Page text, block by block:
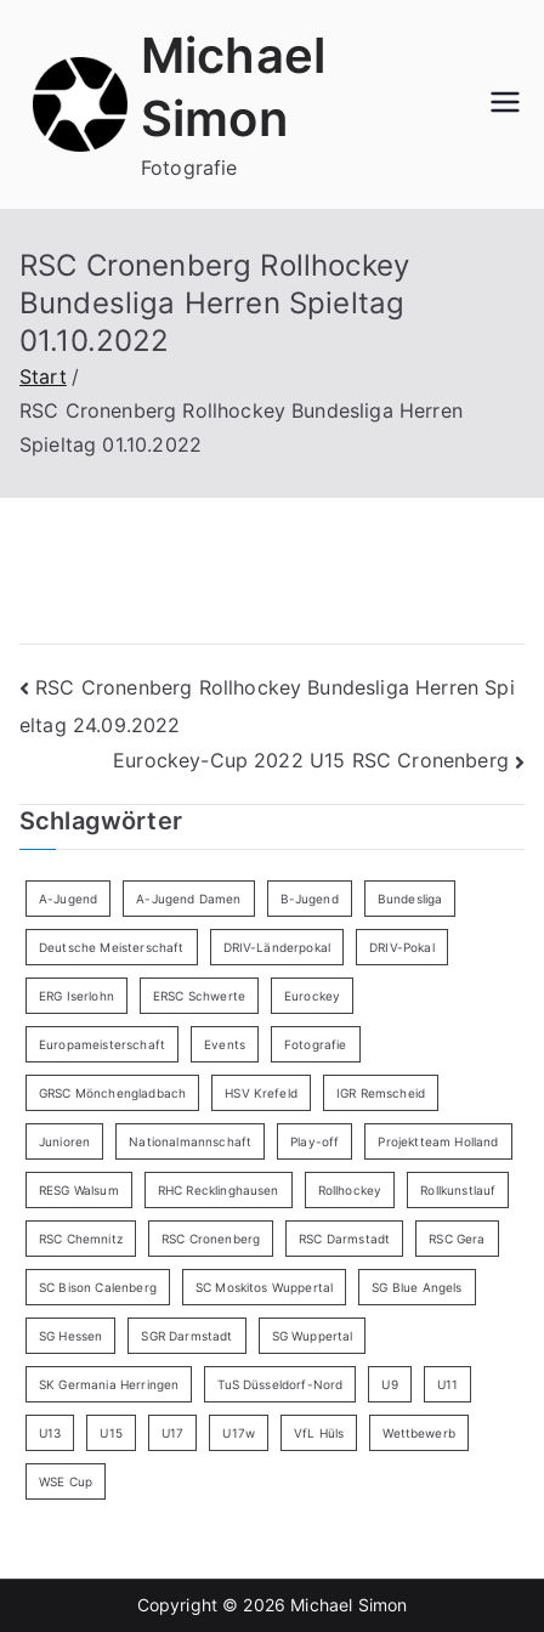
springen
Michael
Simon
Fotografie
RSC Cronenberg Rollhockey
Bundesliga Herren Spieltag
01.10.2022
Start
RSC Cronenberg Rollhockey Bundesliga Herren
Spieltag 01.10.2022
Beitragsnavigation
RSC Cronenberg Rollhockey Bundesliga Herren Spi
eltag 24.09.2022
Eurockey-Cup 2022 U15 RSC Cronenberg
Schlagwörter
A-Jugend A-Jugend Damen B-Jugend Bundesliga
Deutsche Meisterschaft DRIV-Länderpokal DRIV-Pokal
ERG Iserlohn ERSC Schwerte Eurockey
Europameisterschaft Events Fotografie
GRSC Mönchengladbach HSV Krefeld IGR Remscheid
Junioren Nationalmannschaft Play-off Projektteam Holland
RESG Walsum RHC Recklinghausen Rollhockey Rollkunstlauf
RSC Chemnitz RSC Cronenberg RSC Darmstadt RSC Gera
SC Bison Calenberg SC Moskitos Wuppertal SG Blue Angels
SG Hessen SGR Darmstadt SG Wuppertal
SK Germania Herringen TuS Düsseldorf-Nord U9 U11
U13 U15 U17 U17w VfL Hüls Wettbewerb
WSE Cup
Copyright © 2026 Michael Simon